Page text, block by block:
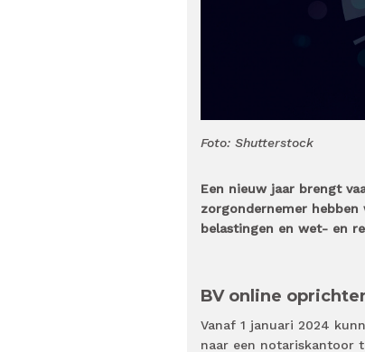
Foto: Shutterstock
Een nieuw jaar brengt
zorgondernemer
belastingen en wet- en
BV online
Vanaf 1 januari 2024
naar een notariskantoor